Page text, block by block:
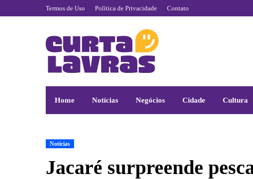
Termos de Uso Política de Privacidade Contato
Home Notícias Negócios Cidade Cultura
Notícias
Jacaré surpreende